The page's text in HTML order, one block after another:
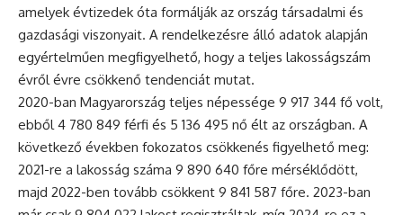
amelyek évtizedek óta formálják az ország társadalmi és
gazdasági viszonyait. A rendelkezésre álló adatok alapján
egyértelműen megfigyelhető, hogy a teljes lakosságszám
évről évre csökkenő tendenciát mutat.
2020-ban Magyarország teljes népessége 9 917 344 fő volt,
ebből 4 780 849 férfi és 5 136 495 nő élt az országban. A
következő években fokozatos csökkenés figyelhető meg:
2021-re a lakosság száma 9 890 640 főre mérséklődött,
majd 2022-ben tovább csökkent 9 841 587 főre. 2023-ban